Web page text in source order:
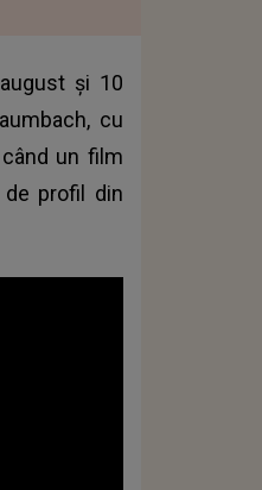
și 10
cu
un film
profil din